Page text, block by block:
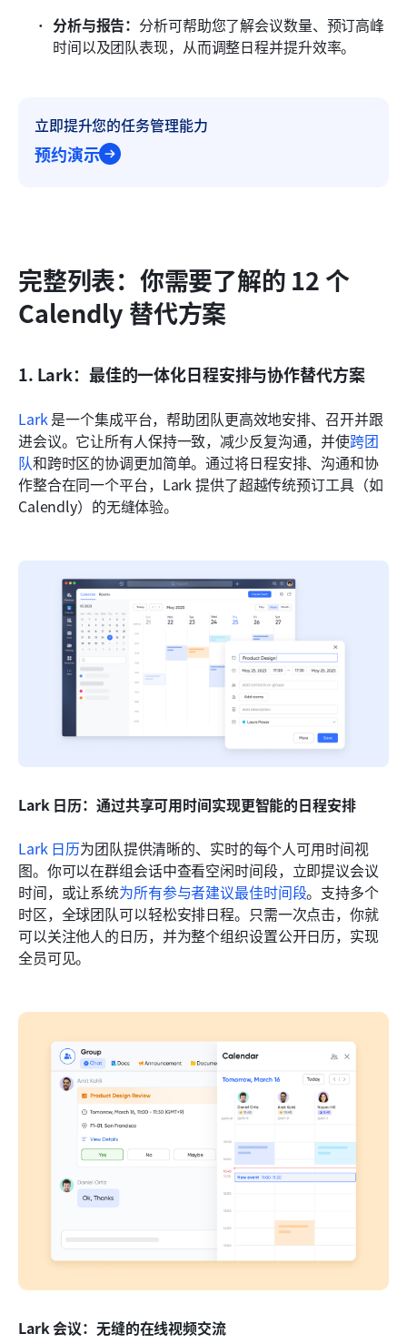
分析与报告： 分析可帮助您了解会议数量、预订高峰
时间以及团队表现，从而调整日程并提升效率。
立即提升您的任务管理能力
预约演示
完整列表：你需要了解的 12 个
Calendly 替代方案
1. Lark：最佳的一体化日程安排与协作替代方案
Lark 是一个集成平台，帮助团队更高效地安排、召开并跟
进会议。它让所有人保持一致，减少反复沟通，并使跨团
队和跨时区的协调更加简单。通过将日程安排、沟通和协
作整合在同一个平台，Lark 提供了超越传统预订工具（如
Calendly）的无缝体验。
Lark 日历：通过共享可用时间实现更智能的日程安排
Lark 日历为团队提供清晰的、实时的每个人可用时间视
图。你可以在群组会话中查看空闲时间段，立即提议会议
时间，或让系统为所有参与者建议最佳时间段。支持多个
时区，全球团队可以轻松安排日程。只需一次点击，你就
可以关注他人的日历，并为整个组织设置公开日历，实现
全员可见。
Lark 会议：无缝的在线视频交流